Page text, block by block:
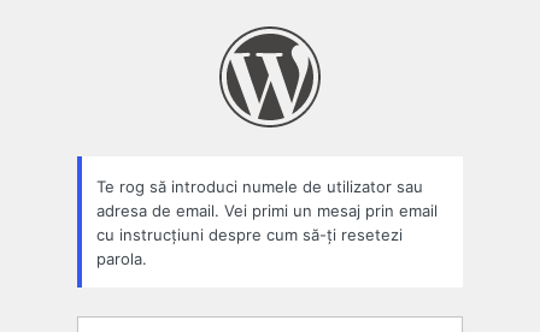
Te rog să introduci numele de utilizator sau
adresa de email. Vei primi un mesaj prin email
cu instrucțiuni despre cum să-ți resetezi
parola.